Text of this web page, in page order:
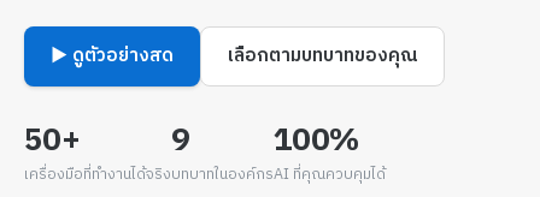
▶ ดูตัวอย่างสด เลือกตามบทบาทของคุณ
50+
เครื่องมือที่ทำงานได้จริง
9
บทบาทในองค์กร
100%
AI ที่คุณควบคุมได้